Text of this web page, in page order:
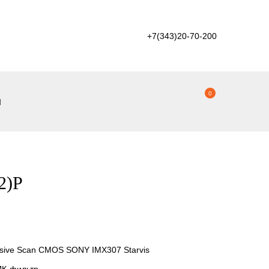
+7(343)20-70-200
0
Scan CMOS SONY IMX307 Starvis